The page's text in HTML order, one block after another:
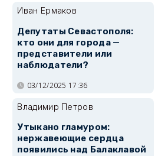
Иван Ермаков
Депутаты Севастополя:
кто они для города —
представители или
наблюдатели?
03/12/2025 17:36
Владимир Петров
Утыкано гламуром:
нержавеющие сердца
появились над Балаклавой